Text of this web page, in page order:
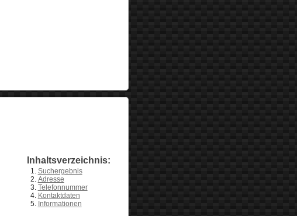
Inhaltsverzeichnis:
Suchergebnis
Adresse
Telefonnummer
Kontaktdaten
Informationen